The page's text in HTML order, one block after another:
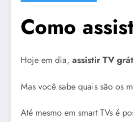
Como
Hoje em dia, assistir TV
Mas você sabe quais são os
Até mesmo em smart TVs é